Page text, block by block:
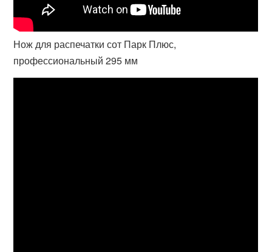
Нож для распечатки сот Парк Плюс,
профессиональный 295 мм